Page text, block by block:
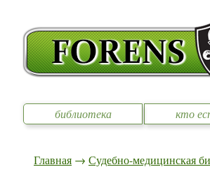
библиотека кто
Главная → Судебно-медицинская